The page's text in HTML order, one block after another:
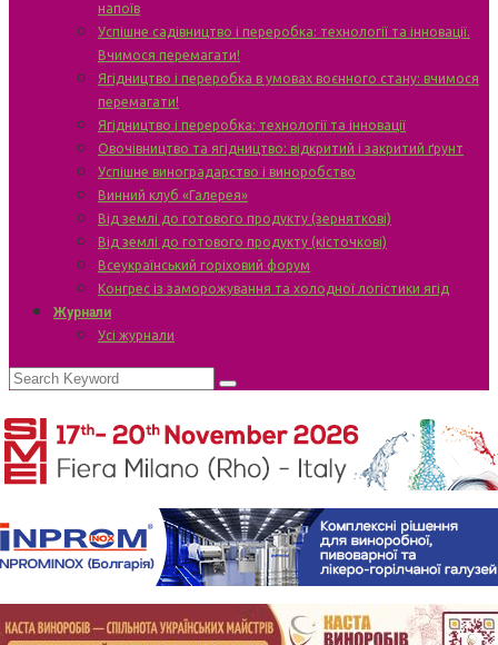
напоїв
Успішне садівництво і переробка: технології та інновації.
Вчимося перемагати!
Ягідництво і переробка в умовах воєнного стану: вчимося
перемагати!
Ягідництво і переробка: технології та інновації
Овочівництво та ягідництво: відкритий і закритий ґрунт
Успішне виноградарство і виноробство
Винний клуб «Галерея»
Від землі до готового продукту (зерняткові)
Від землі до готового продукту (кісточкові)
Всеукраїнський горіховий форум
Конгрес із заморожування та холодної логістики ягід
Журнали
Усі журнали